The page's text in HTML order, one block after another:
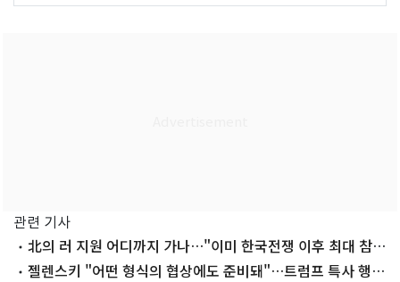
관련 기사
北의 러 지원 어디까지 가나…"이미 한국전쟁 이후 최대 참
전"젤렌스키 "어떤 형식의 협상에도 준비돼"…트럼프 특사 행보